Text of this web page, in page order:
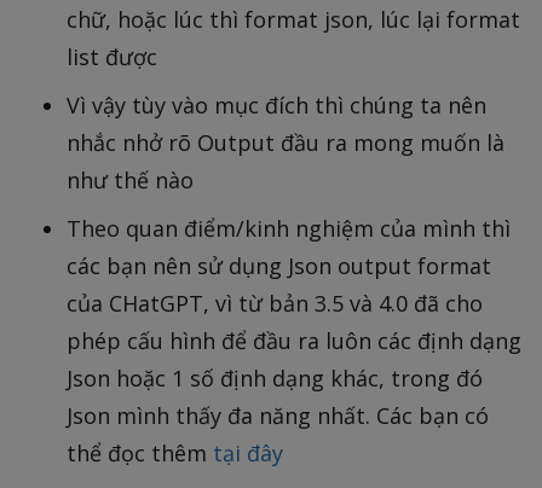
chữ, hoặc lúc thì format json, lúc lại format
list được
Vì vậy tùy vào mục đích thì chúng ta nên
nhắc nhở rõ Output đầu ra mong muốn là
như thế nào
Theo quan điểm/kinh nghiệm của mình thì
các bạn nên sử dụng Json output format
của CHatGPT, vì từ bản 3.5 và 4.0 đã cho
phép cấu hình để đầu ra luôn các định dạng
Json hoặc 1 số định dạng khác, trong đó
Json mình thấy đa năng nhất. Các bạn có
thể đọc thêm tại đây